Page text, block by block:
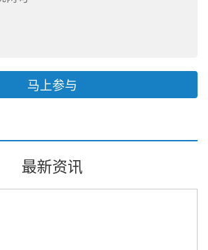
马上参与
最新资讯